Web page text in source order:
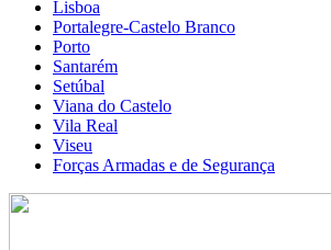
Lisboa
Portalegre-Castelo Branco
Porto
Santarém
Setúbal
Viana do Castelo
Vila Real
Viseu
Forças Armadas e de Segurança